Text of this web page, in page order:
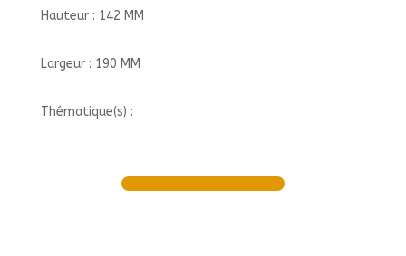
Hauteur : 142 MM
Largeur : 190 MM
Thématique(s) :